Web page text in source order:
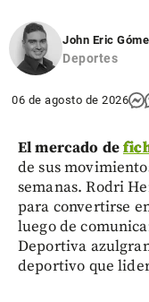
John Eric
Deportes
06 de agosto de 2026
El mercado de
de sus
semanas. Rodri
para convertirse
luego de
Deportiva
deportivo que